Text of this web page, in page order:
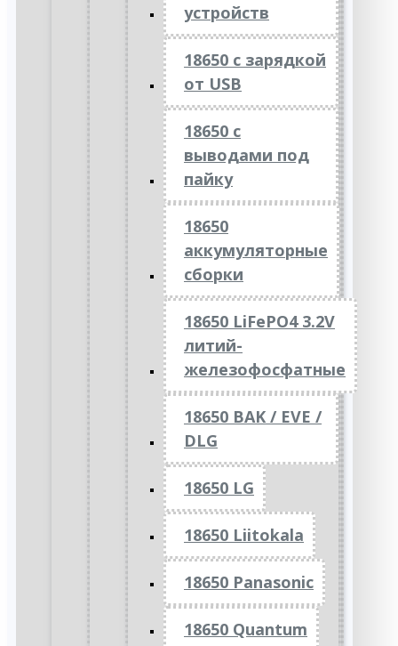
устройств
18650 с зарядкой
от USB
18650 с
выводами под
пайку
18650
аккумуляторные
сборки
18650 LiFePO4 3.2V
литий-
железофосфатные
18650 BAK / EVE /
DLG
18650 LG
18650 Liitokala
18650 Panasonic
18650 Quantum